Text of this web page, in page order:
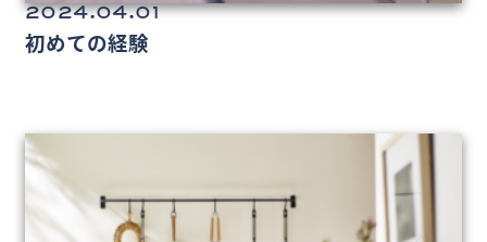
2024.04.01
初めての経験